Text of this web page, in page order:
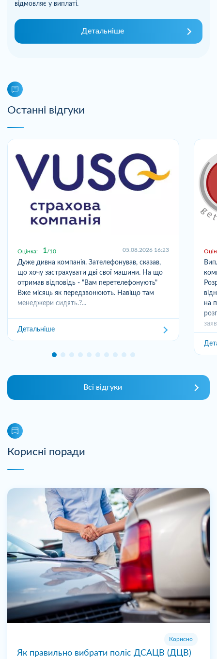
відмовляє у виплаті.
Детальніше
Останні відгуки
Оцінка: 1 10 05.08.2026 16:23
Дуже дивна компанія. Зателефонував, сказав,
що хочу застрахувати дві свої машини. На що
отримав відповідь - "Вам перетелефонують"
Вже місяць як передзвонюють. Навіщо там
менеджери сидять.?...
Детальніше
на
Всі відгуки
Корисні поради
Корисно
Як правильно вибрати поліс ДСАЦВ (ДЦВ)